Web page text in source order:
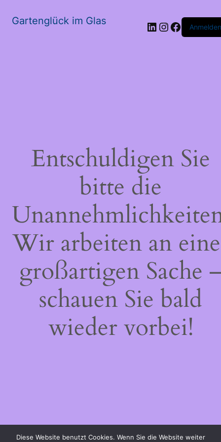
Gartenglück im Glas LinkedIn
Instagram
Anmelden
Entschuldigen Sie
bitte die
Wir arbeiten an
großartigen Sache
schauen Sie bald
wieder vorbei!
Diese Website benutzt Cookies. Wenn Sie die Website weiter